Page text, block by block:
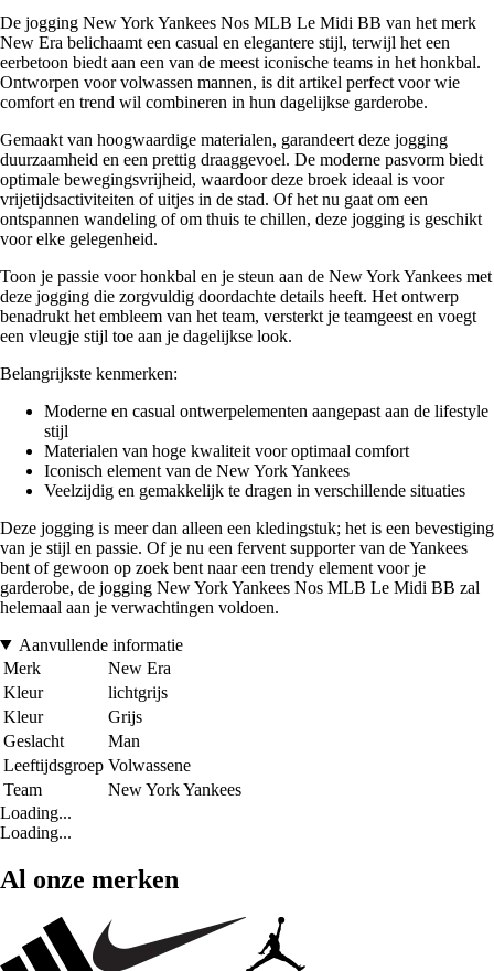
De jogging New York Yankees Nos MLB Le Midi BB van het merk
New Era belichaamt een casual en elegantere stijl, terwijl het een
eerbetoon biedt aan een van de meest iconische teams in het honkbal.
Ontworpen voor volwassen mannen, is dit artikel perfect voor wie
comfort en trend wil combineren in hun dagelijkse garderobe.
Gemaakt van hoogwaardige materialen, garandeert deze jogging
duurzaamheid en een prettig draaggevoel. De moderne pasvorm biedt
optimale bewegingsvrijheid, waardoor deze broek ideaal is voor
vrijetijdsactiviteiten of uitjes in de stad. Of het nu gaat om een
ontspannen wandeling of om thuis te chillen, deze jogging is geschikt
voor elke gelegenheid.
Toon je passie voor honkbal en je steun aan de New York Yankees met
deze jogging die zorgvuldig doordachte details heeft. Het ontwerp
benadrukt het embleem van het team, versterkt je teamgeest en voegt
een vleugje stijl toe aan je dagelijkse look.
Belangrijkste kenmerken:
Moderne en casual ontwerpelementen aangepast aan de lifestyle
stijl
Materialen van hoge kwaliteit voor optimaal comfort
Iconisch element van de New York Yankees
Veelzijdig en gemakkelijk te dragen in verschillende situaties
Deze jogging is meer dan alleen een kledingstuk; het is een bevestiging
van je stijl en passie. Of je nu een fervent supporter van de Yankees
bent of gewoon op zoek bent naar een trendy element voor je
garderobe, de jogging New York Yankees Nos MLB Le Midi BB zal
helemaal aan je verwachtingen voldoen.
Aanvullende informatie
Merk
New Era
Kleur
lichtgrijs
Kleur
Grijs
Geslacht
Man
Leeftijdsgroep Volwassene
Team
New York Yankees
Loading...
Loading...
Al onze merken